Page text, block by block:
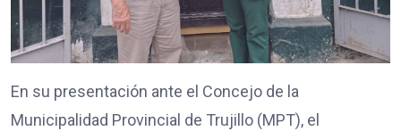
En su presentación ante el Concejo de la
Municipalidad Provincial de Trujillo (MPT), el